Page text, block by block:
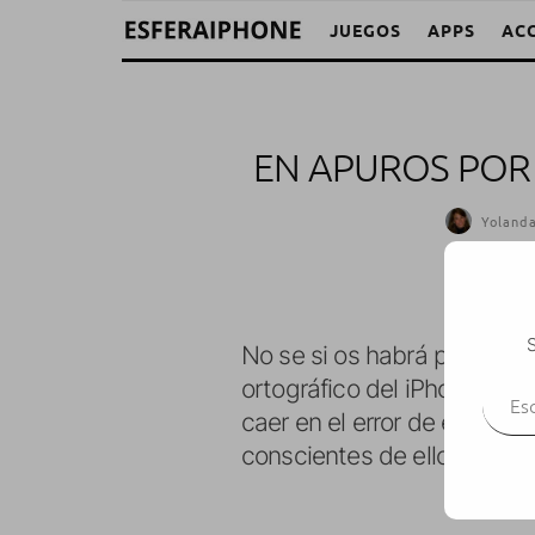
JUEGOS APPS
EN APUROS
No se si os habrá pasado
ortográfico del iPhone o
caer en el error de escribir
conscientes de ello.